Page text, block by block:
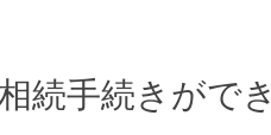
続手続きがで